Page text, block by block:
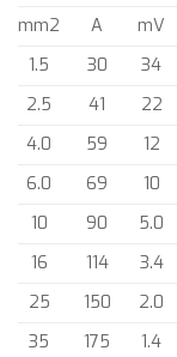
mm2 A mV
1.5
30 34
2.5
41 22
4.0
59 12
6.0
69 10
10
90 5.0
16
114 3.4
25
150 2.0
35
175 1.4